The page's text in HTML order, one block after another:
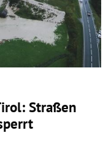
Straßen